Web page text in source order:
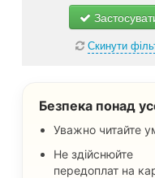
Автоаксесуари,
Не важливо
Скинути
Безпека понад
Уважно читайте
Не здійснюйте
передоплат на